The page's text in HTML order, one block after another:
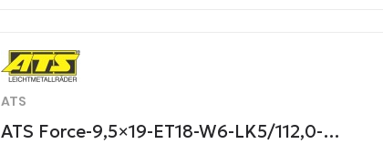
ATS
ATS Force-9,5×19-ET18-W6-LK5/112,0-…